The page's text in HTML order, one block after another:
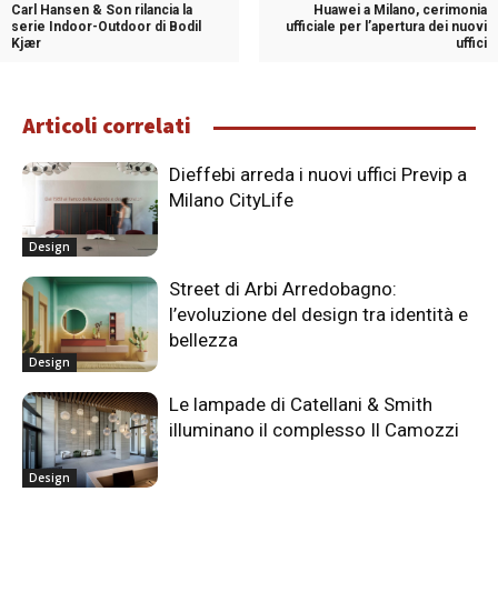
Carl Hansen & Son rilancia la
serie Indoor-Outdoor di Bodil
Kjær
Huawei a Milano, cerimonia
ufficiale per l’apertura dei nuovi
uffici
Articoli correlati
Design
Dieffebi arreda i nuovi uffici Previp a
Milano CityLife
Design
Street di Arbi Arredobagno:
l’evoluzione del design tra identità e
bellezza
Design
Le lampade di Catellani & Smith
illuminano il complesso Il Camozzi